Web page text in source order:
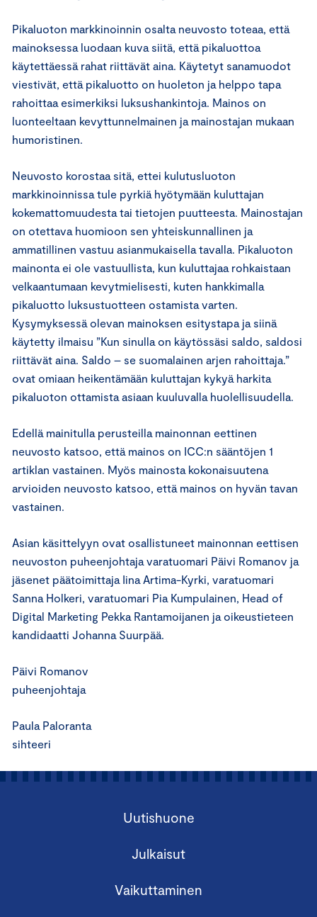
Pikaluoton markkinoinnin osalta neuvosto toteaa, että
mainoksessa luodaan kuva siitä, että pikaluottoa
käytettäessä rahat riittävät aina. Käytetyt sanamuodot
viestivät, että pikaluotto on huoleton ja helppo tapa
rahoittaa esimerkiksi luksushankintoja. Mainos on
luonteeltaan kevyttunnelmainen ja mainostajan mukaan
humoristinen.
Neuvosto korostaa sitä, ettei kulutusluoton
markkinoinnissa tule pyrkiä hyötymään kuluttajan
kokemattomuudesta tai tietojen puutteesta. Mainostajan
on otettava huomioon sen yhteiskunnallinen ja
ammatillinen vastuu asianmukaisella tavalla. Pikaluoton
mainonta ei ole vastuullista, kun kuluttajaa rohkaistaan
velkaantumaan kevytmielisesti, kuten hankkimalla
pikaluotto luksustuotteen ostamista varten.
Kysymyksessä olevan mainoksen esitystapa ja siinä
käytetty ilmaisu ”Kun sinulla on käytössäsi saldo, saldosi
riittävät aina. Saldo – se suomalainen arjen rahoittaja.”
ovat omiaan heikentämään kuluttajan kykyä harkita
pikaluoton ottamista asiaan kuuluvalla huolellisuudella.
Edellä mainitulla perusteilla mainonnan eettinen
neuvosto katsoo, että mainos on ICC:n sääntöjen 1
artiklan vastainen. Myös mainosta kokonaisuutena
arvioiden neuvosto katsoo, että mainos on hyvän tavan
vastainen.
Asian käsittelyyn ovat osallistuneet mainonnan eettisen
neuvoston puheenjohtaja varatuomari Päivi Romanov ja
jäsenet päätoimittaja Iina Artima-Kyrki, varatuomari
Sanna Holkeri, varatuomari Pia Kumpulainen, Head of
Digital Marketing Pekka Rantamoijanen ja oikeustieteen
kandidaatti Johanna Suurpää.
Päivi Romanov
puheenjohtaja
Paula Paloranta
sihteeri
Uutishuone
Julkaisut
Vaikuttaminen